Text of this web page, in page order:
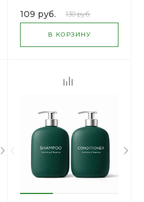
109 руб.
130 руб.
В КОРЗИНУ